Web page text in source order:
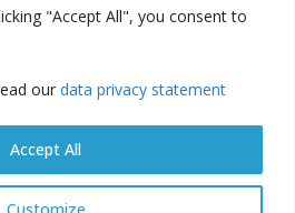
"Accept All", you consent to
our data privacy statement
Customize
Accept All
(IFAT), 2019